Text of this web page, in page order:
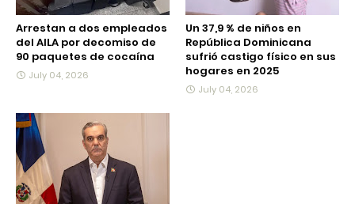
Arrestan a dos empleados
del AILA por decomiso de
90 paquetes de cocaína
July 04, 2026
Un 37,9 % de niños en
República Dominicana
sufrió castigo físico en sus
hogares en 2025
July 04, 2026